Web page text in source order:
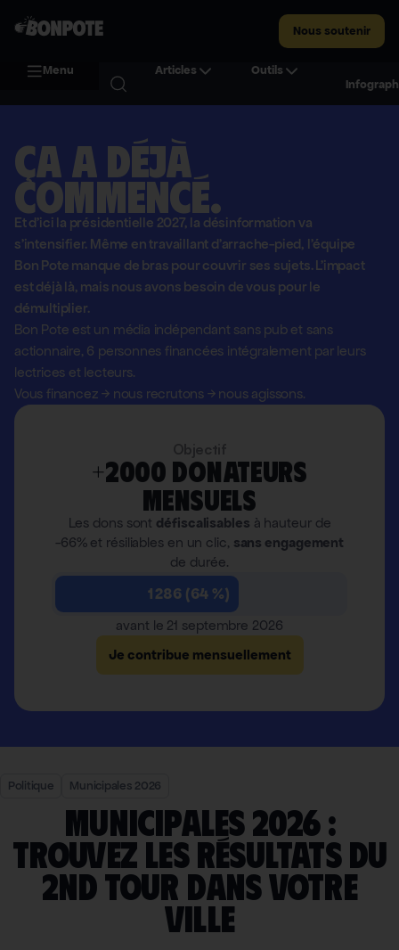
Nous soutenir
Menu Articles
Outils
Ça a déjà
commencé.
Et d'ici la présidentielle 2027, la désinformation va
s'intensifier. Même en travaillant d'arrache-pied, l'équipe
Bon Pote manque de bras pour couvrir ses sujets. L'impact
est déjà là, mais nous avons besoin de vous pour le
démultiplier.
Bon Pote est un média indépendant sans pub et sans
actionnaire, 6 personnes financées intégralement par leurs
lectrices et lecteurs.
Vous financez→ nous recrutons →nous agissons.
+2000 donateurs
mensuels
Les dons sont défiscalisables à hauteur de
-66% et résiliables en un clic, sans engagement
de durée.
1 286 (64 %)
avant le 21 septembre 2026
Je contribue mensuellement
Politique Municipales 2026
Municipales 2026 :
trouvez les résultats du
2nd tour dans votre
ville